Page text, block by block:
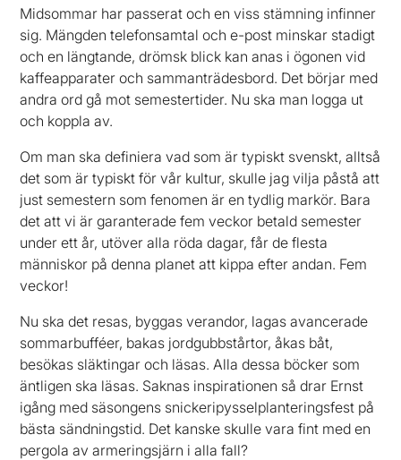
Midsommar har passerat och en viss stämning infinner
sig. Mängden telefonsamtal och e-post minskar stadigt
och en längtande, drömsk blick kan anas i ögonen vid
kaffeapparater och sammanträdesbord. Det börjar med
andra ord gå mot semestertider. Nu ska man logga ut
och koppla av.
Om man ska definiera vad som är typiskt svenskt, alltså
det som är typiskt för vår kultur, skulle jag vilja påstå att
just semestern som fenomen är en tydlig markör. Bara
det att vi är garanterade fem veckor betald semester
under ett år, utöver alla röda dagar, får de flesta
människor på denna planet att kippa efter andan. Fem
veckor!
Nu ska det resas, byggas verandor, lagas avancerade
sommarbufféer, bakas jordgubbstårtor, åkas båt,
besökas släktingar och läsas. Alla dessa böcker som
äntligen ska läsas. Saknas inspirationen så drar Ernst
igång med säsongens snickeripysselplanteringsfest på
bästa sändningstid. Det kanske skulle vara fint med en
pergola av armeringsjärn i alla fall?